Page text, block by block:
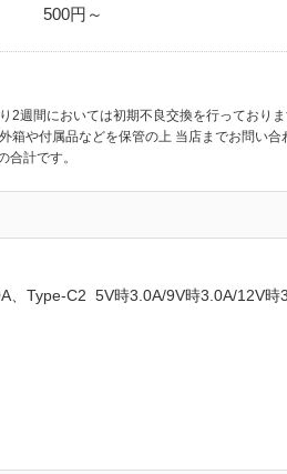
500円～
2週間においては初期不良交換を行っており
箱や付属品などを保管の上 当店までお問い合
計です。
Type-C2 5V時3.0A/9V時3.0A/12V時